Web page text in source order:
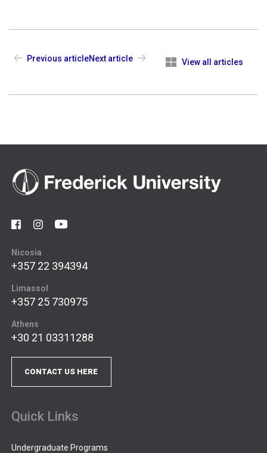
Previous article View all articles
Next article
Nicosia
+357 22 394394
Limassol
+357 25 730975
Athens
+30 21 03311288
CONTACT US HERE
Quick Links
Undergraduate Programs